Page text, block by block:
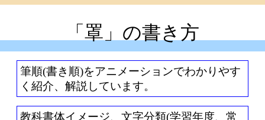
「罩」の書き方
筆順(書き順)をアニメーションでわかりやす
く紹介、解説しています。
教科書体イメージ、文字分類(学習年度、常